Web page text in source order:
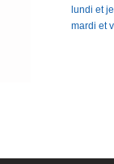
lundi et
mardi et